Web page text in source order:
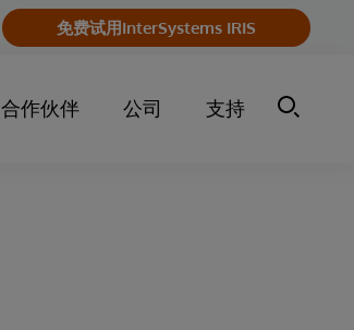
免费试用InterSystems IRIS
合作伙伴 公司 支持